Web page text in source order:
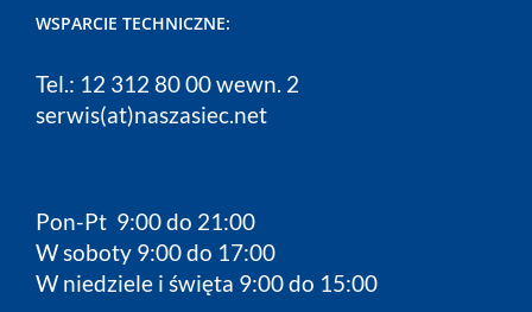
WSPARCIE TECHNICZNE:
Tel.: 12 312 80 00 wewn. 2
serwis(at)naszasiec.net
Pon-Pt 9:00 do 21:00
W soboty 9:00 do 17:00
W niedziele i święta 9:00 do 15:00